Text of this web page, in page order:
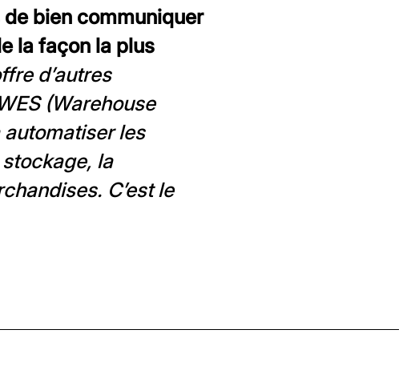
bien communiquer
la façon la plus
d’autres
(Warehouse
les
la
C’est le